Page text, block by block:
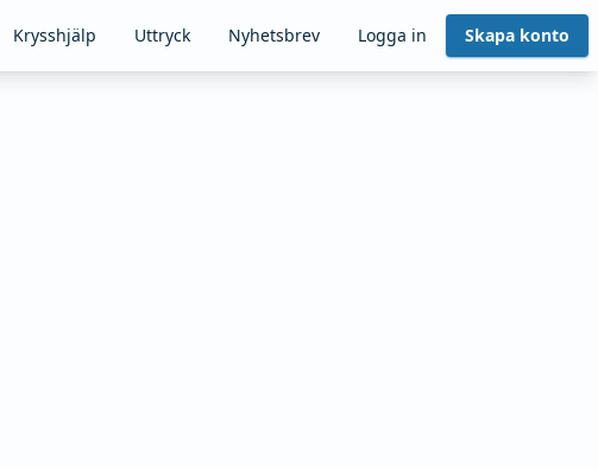
Krysshjälp Uttryck Nyhetsbrev Logga in Skapa konto